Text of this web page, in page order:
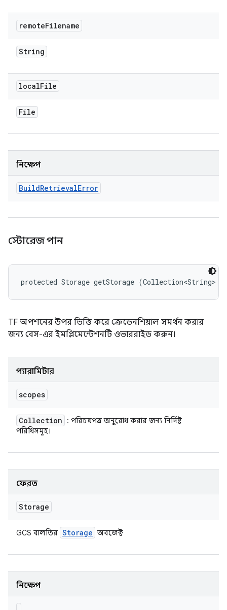
remoteFilename
String
localFile
File
নিক্ষেপ
BuildRetrievalError
স্টোরেজ পান
protected Storage getStorage (Collection<String>
TF অপশনের উপর ভিত্তি করে ক্রেডেনশিয়াল সমর্থন করার
জন্য বেস-এর ইমপ্লিমেন্টেশনটি ওভাররাইড করুন।
প্যারামিটার
scopes
Collection
: পরিচয়পত্র অনুরোধ করার জন্য নির্দিষ্ট
পরিধিসমূহ।
ফেরত
Storage
GCS বালতির Storage অবজেক্ট
নিক্ষেপ